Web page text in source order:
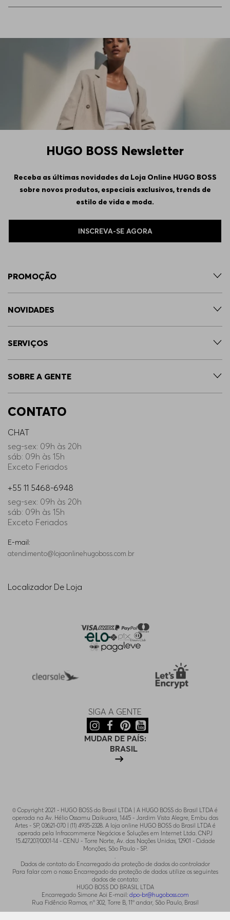
45 Apenas1no estoque
37 Indisponível
HUGO BOSS Newsletter
Receba as últimas novidades da Loja Online HUGO BOSS
sobre novos produtos, especiais exclusivos, trends de
estilo de vida e moda.
INSCREVA-SE AGORA
PROMOÇÃO
NOVIDADES
SERVIÇOS
SOBRE A GENTE
CONTATO
CHAT
seg-sex: 09h às 20h
sáb: 09h às 15h
Exceto Feriados
+55 11 5468-6948
seg-sex: 09h às 20h
sáb: 09h às 15h
Exceto Feriados
E-mail:
atendimento@lojaonlinehugoboss.com.br
Localizador De Loja
SIGA A GENTE
MUDAR DE PAÍS:
BRASIL
© Copyright 2021 - HUGO BOSS do Brasil LTDA | A HUGO BOSS do Brasil LTDA é
operada na Av. Hélio Ossamu Daikuara, 1445 - Jardim Vista Alegre, Embu das
Artes - SP, 03621-070 | (11) 4935-2328. A loja online HUGO BOSS do Brasil LTDA é
operada pela Infracommerce Negócios e Soluções em Internet Ltda. CNPJ
15.427.207/0001-14 - CENU - Torre Norte, Av. das Nações Unidas, 12901 - Cidade
Monções, São Paulo - SP.
.
Dados de contato do Encarregado da proteção de dados do controlador
Para falar com o nosso Encarregado da proteção de dados utilize os seguintes
dados de contato:
HUGO BOSS DO BRASIL LTDA
Encarregado Simone Aoi E-mail: dpo-br@hugoboss.com
Rua Fidêncio Ramos, n° 302, Torre B, 11° andar, São Paulo, Brasil